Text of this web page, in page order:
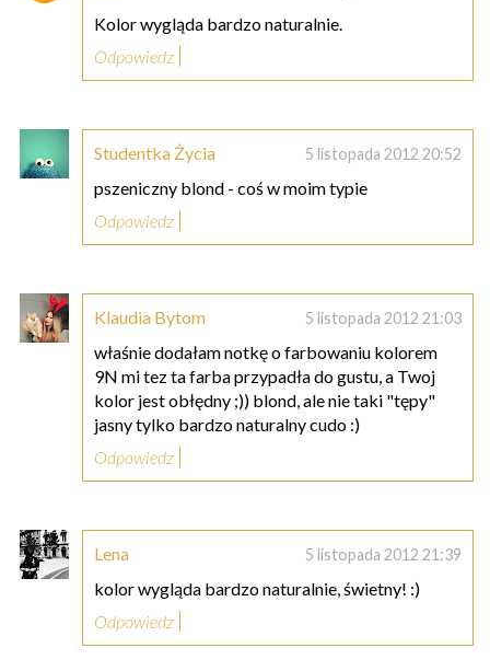
Kolor wygląda bardzo naturalnie.
Odpowiedz
Studentka Życia 5 listopada 2012 20:52
pszeniczny blond - coś w moim typie
Odpowiedz
Klaudia Bytom 5 listopada 2012 21:03
właśnie dodałam notkę o farbowaniu kolorem
9N mi tez ta farba przypadła do gustu, a Twoj
kolor jest obłędny ;)) blond, ale nie taki "tępy"
jasny tylko bardzo naturalny cudo :)
Odpowiedz
Lena 5 listopada 2012 21:39
kolor wygląda bardzo naturalnie, świetny! :)
Odpowiedz